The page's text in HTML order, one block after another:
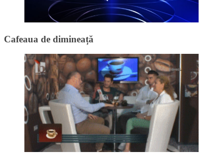
Cafeaua de dimineață